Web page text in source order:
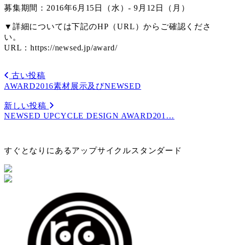
募集期間：2016年6月15日（水）- 9月12日（月）
▼詳細については下記のHP（URL）からご確認くださ
い。
URL：https://newsed.jp/award/
古い投稿
AWARD2016素材展示及びNEWSED
新しい投稿
NEWSED UPCYCLE DESIGN AWARD201…
すぐとなりにあるアップサイクルスタンダード